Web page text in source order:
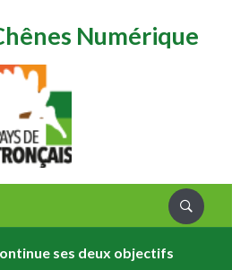
Numérique
ses deux objectifs